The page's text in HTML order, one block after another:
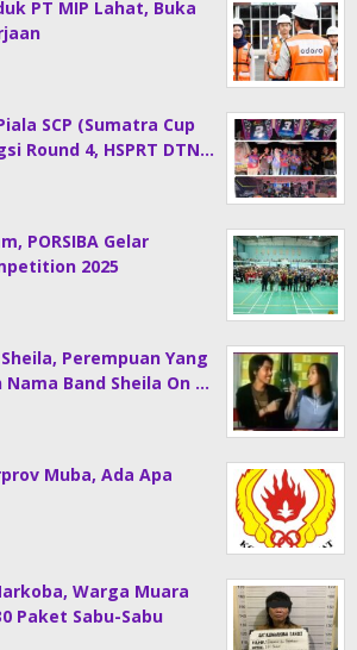
PT MIP Lahat, Buka
SCP (Sumatra Cup
Round 4, HSPRT DTN…
PORSIBA Gelar
2025
Perempuan Yang
Band Sheila On …
Muba, Ada Apa
Warga Muara
Paket Sabu-Sabu